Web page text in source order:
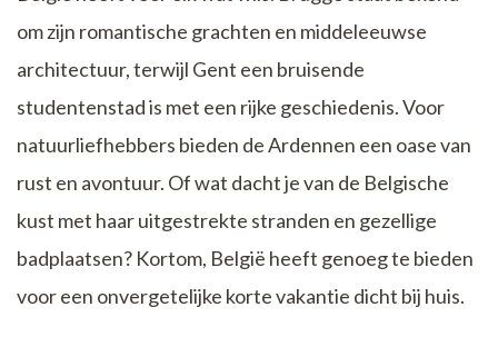
om zijn romantische grachten en middeleeuwse
architectuur, terwijl Gent een bruisende
studentenstad is met een rijke geschiedenis. Voor
natuurliefhebbers bieden de Ardennen een oase van
rust en avontuur. Of wat dacht je van de Belgische
kust met haar uitgestrekte stranden en gezellige
badplaatsen? Kortom, België heeft genoeg te bieden
voor een onvergetelijke korte vakantie dicht bij huis.